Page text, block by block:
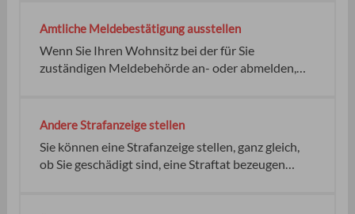
Amtliche Meldebestätigung ausstellen
Wenn Sie Ihren Wohnsitz bei der für Sie
zuständigen Meldebehörde an- oder abmelden,
Meldebestätigung nicht beantragen. Nur wenn Sie
Ihren Wohnsitz an- oder abmelden wird Ihnen die
Meldebestätigung ausgehändigt. keine
Andere Strafanzeige stellen
Sie können eine Strafanzeige stellen, ganz gleich,
ob Sie geschädigt sind, eine Straftat bezeugen